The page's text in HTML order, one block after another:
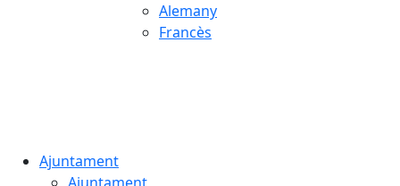
Alemany
Francès
Ajuntament